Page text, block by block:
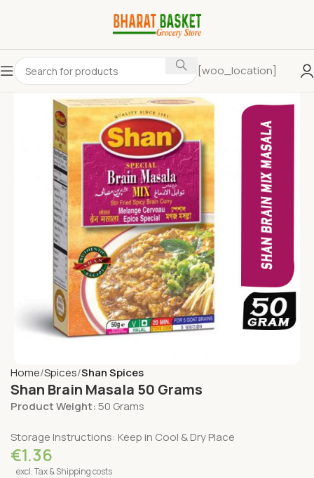
[woo_location]
Home Spices Shan Spices
Shan Brain Masala 50 Grams
Product Weight:50 Grams
Storage Instructions: Keep in Cool & Dry Place
€1.36
excl. Tax & Shipping costs